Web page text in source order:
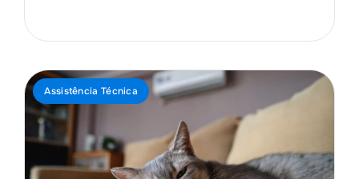
Assistência Técnica